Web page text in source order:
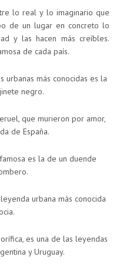
lo real y lo imaginario que
de un lugar en concreto lo
y las hacen más creíbles.
de cada país.
urbanas más conocidas es la
negro.
que murieron por amor,
de España.
es la de un duende
urbana más conocida
es una de las leyendas
y Uruguay.